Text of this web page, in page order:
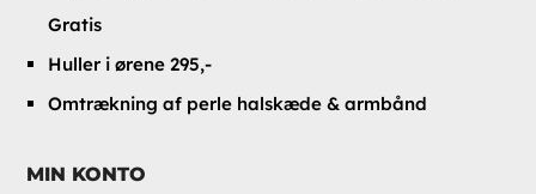
Gratis
Huller i ørene 295,-
Omtrækning af perle halskæde & armbånd
MIN KONTO